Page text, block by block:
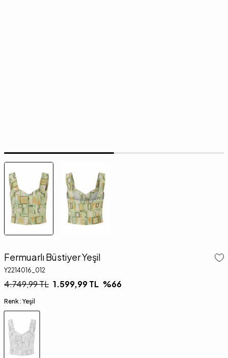
Fermuarlı Büstiyer Yeşil
Y2214016_012
4.749,99TL 1.599,99TL %66
Renk : Yeşil